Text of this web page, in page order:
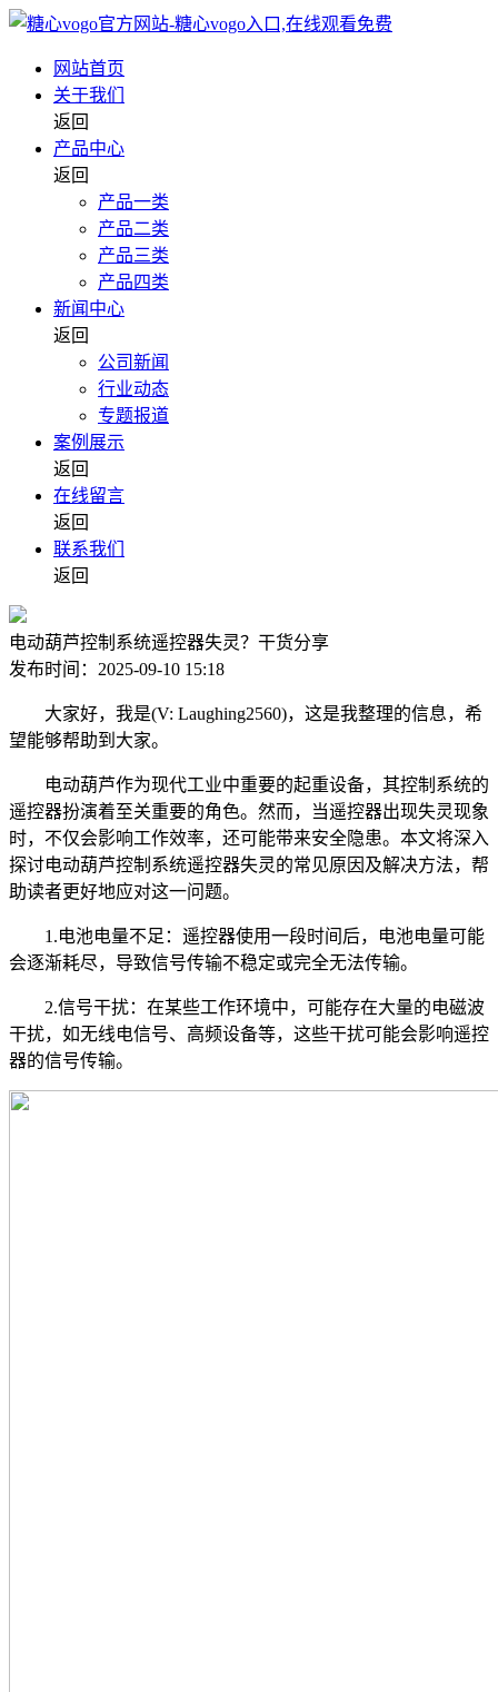
网站首页
关于我们
返回
产品中心
返回
产品一类
产品二类
产品三类
产品四类
新闻中心
返回
公司新闻
行业动态
专题报道
案例展示
返回
在线留言
返回
联系我们
返回
电动葫芦控制系统遥控器失灵？干货分享
发布时间：2025-09-10 15:18
大家好，我是(V: Laughing2560)，这是我整理的信息，希
望能够帮助到大家。
电动葫芦作为现代工业中重要的起重设备，其控制系统的
遥控器扮演着至关重要的角色。然而，当遥控器出现失灵现象
时，不仅会影响工作效率，还可能带来安全隐患。本文将深入
探讨电动葫芦控制系统遥控器失灵的常见原因及解决方法，帮
助读者更好地应对这一问题。
1.电池电量不足：遥控器使用一段时间后，电池电量可能
会逐渐耗尽，导致信号传输不稳定或完全无法传输。
2.信号干扰：在某些工作环境中，可能存在大量的电磁波
干扰，如无线电信号、高频设备等，这些干扰可能会影响遥控
器的信号传输。